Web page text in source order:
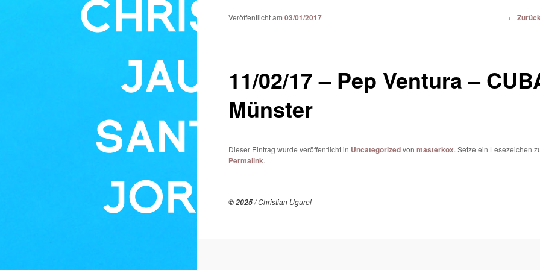
Beitrags-
←
11/02/17 – Pep Ventura –
Münster
Veröffentlicht am03/01/2017
Dieser Eintrag wurde veröffentlicht in Uncategorizedvonmasterkox. Setze ein Lesezeichen
Permalink.
© 2025/ Christian Ugurel